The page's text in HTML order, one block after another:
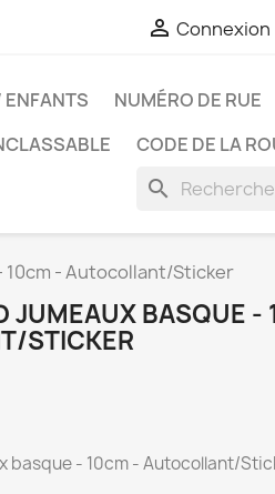
 Connexion
ENFANTS
NUMÉRO DE RUE
CODE DE LA
search
10cm - Autocollant/Sticker
JUMEAUX BASQUE -
STICKER
basque - 10cm - Autocollant/